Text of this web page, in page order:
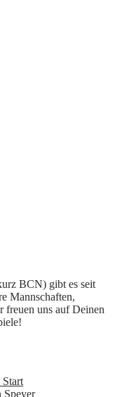
BCN) gibt es seit
Mannschaften,
freuen uns auf Deinen
Speyer